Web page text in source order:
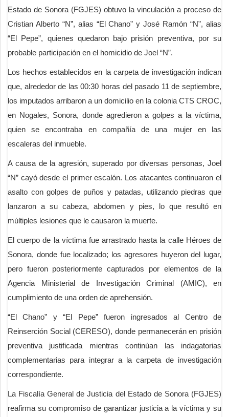
Estado de Sonora (FGJES) obtuvo la vinculación a proceso de
Cristian Alberto “N”, alias “El Chano” y José Ramón “N”, alias
“El Pepe”, quienes quedaron bajo prisión preventiva, por su
probable participación en el homicidio de Joel “N”.
Los hechos establecidos en la carpeta de investigación indican
que, alrededor de las 00:30 horas del pasado 11 de septiembre,
los imputados arribaron a un domicilio en la colonia CTS CROC,
en Nogales, Sonora, donde agredieron a golpes a la víctima,
quien se encontraba en compañía de una mujer en las
escaleras del inmueble.
A causa de la agresión, superado por diversas personas, Joel
“N” cayó desde el primer escalón. Los atacantes continuaron el
asalto con golpes de puños y patadas, utilizando piedras que
lanzaron a su cabeza, abdomen y pies, lo que resultó en
múltiples lesiones que le causaron la muerte.
El cuerpo de la víctima fue arrastrado hasta la calle Héroes de
Sonora, donde fue localizado; los agresores huyeron del lugar,
pero fueron posteriormente capturados por elementos de la
Agencia Ministerial de Investigación Criminal (AMIC), en
cumplimiento de una orden de aprehensión.
“El Chano” y “El Pepe” fueron ingresados al Centro de
Reinserción Social (CERESO), donde permanecerán en prisión
preventiva justificada mientras continúan las indagatorias
complementarias para integrar a la carpeta de investigación
correspondiente.
La Fiscalía General de Justicia del Estado de Sonora (FGJES)
reafirma su compromiso de garantizar justicia a la víctima y su